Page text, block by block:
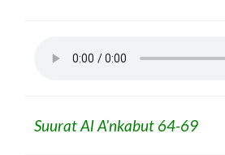
Suurat Al A’nkabut 64-69